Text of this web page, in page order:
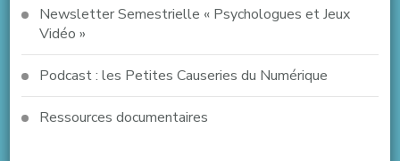
Newsletter Semestrielle « Psychologues et Jeux
Vidéo »
Podcast : les Petites Causeries du Numérique
Ressources documentaires